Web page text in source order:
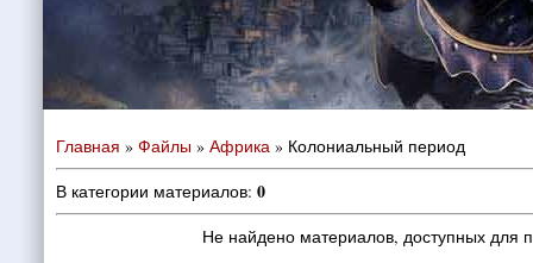
Главная » Файлы » Африка » Колониальный период
В категории материалов: 0
Не найдено материалов, доступных для